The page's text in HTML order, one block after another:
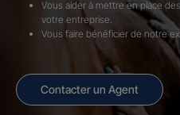
Vous aider à mettre en place
votre entreprise.
Vous faire bénéficier de notre
Contacter un Agent